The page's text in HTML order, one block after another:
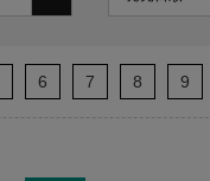
6 7 8 9